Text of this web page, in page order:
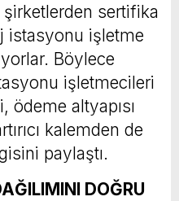
sertifika
istasyonu işletme
Böylece
işletmecileri
ödeme altyapısı
kalemden de
paylaştı.
DOĞRU